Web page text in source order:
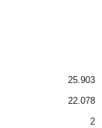
25.903
22.078
2